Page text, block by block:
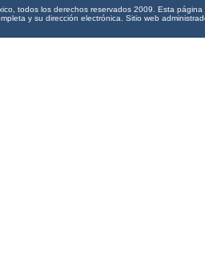
todos los derechos reservados 2009. Esta
y su dirección electrónica. Sitio web